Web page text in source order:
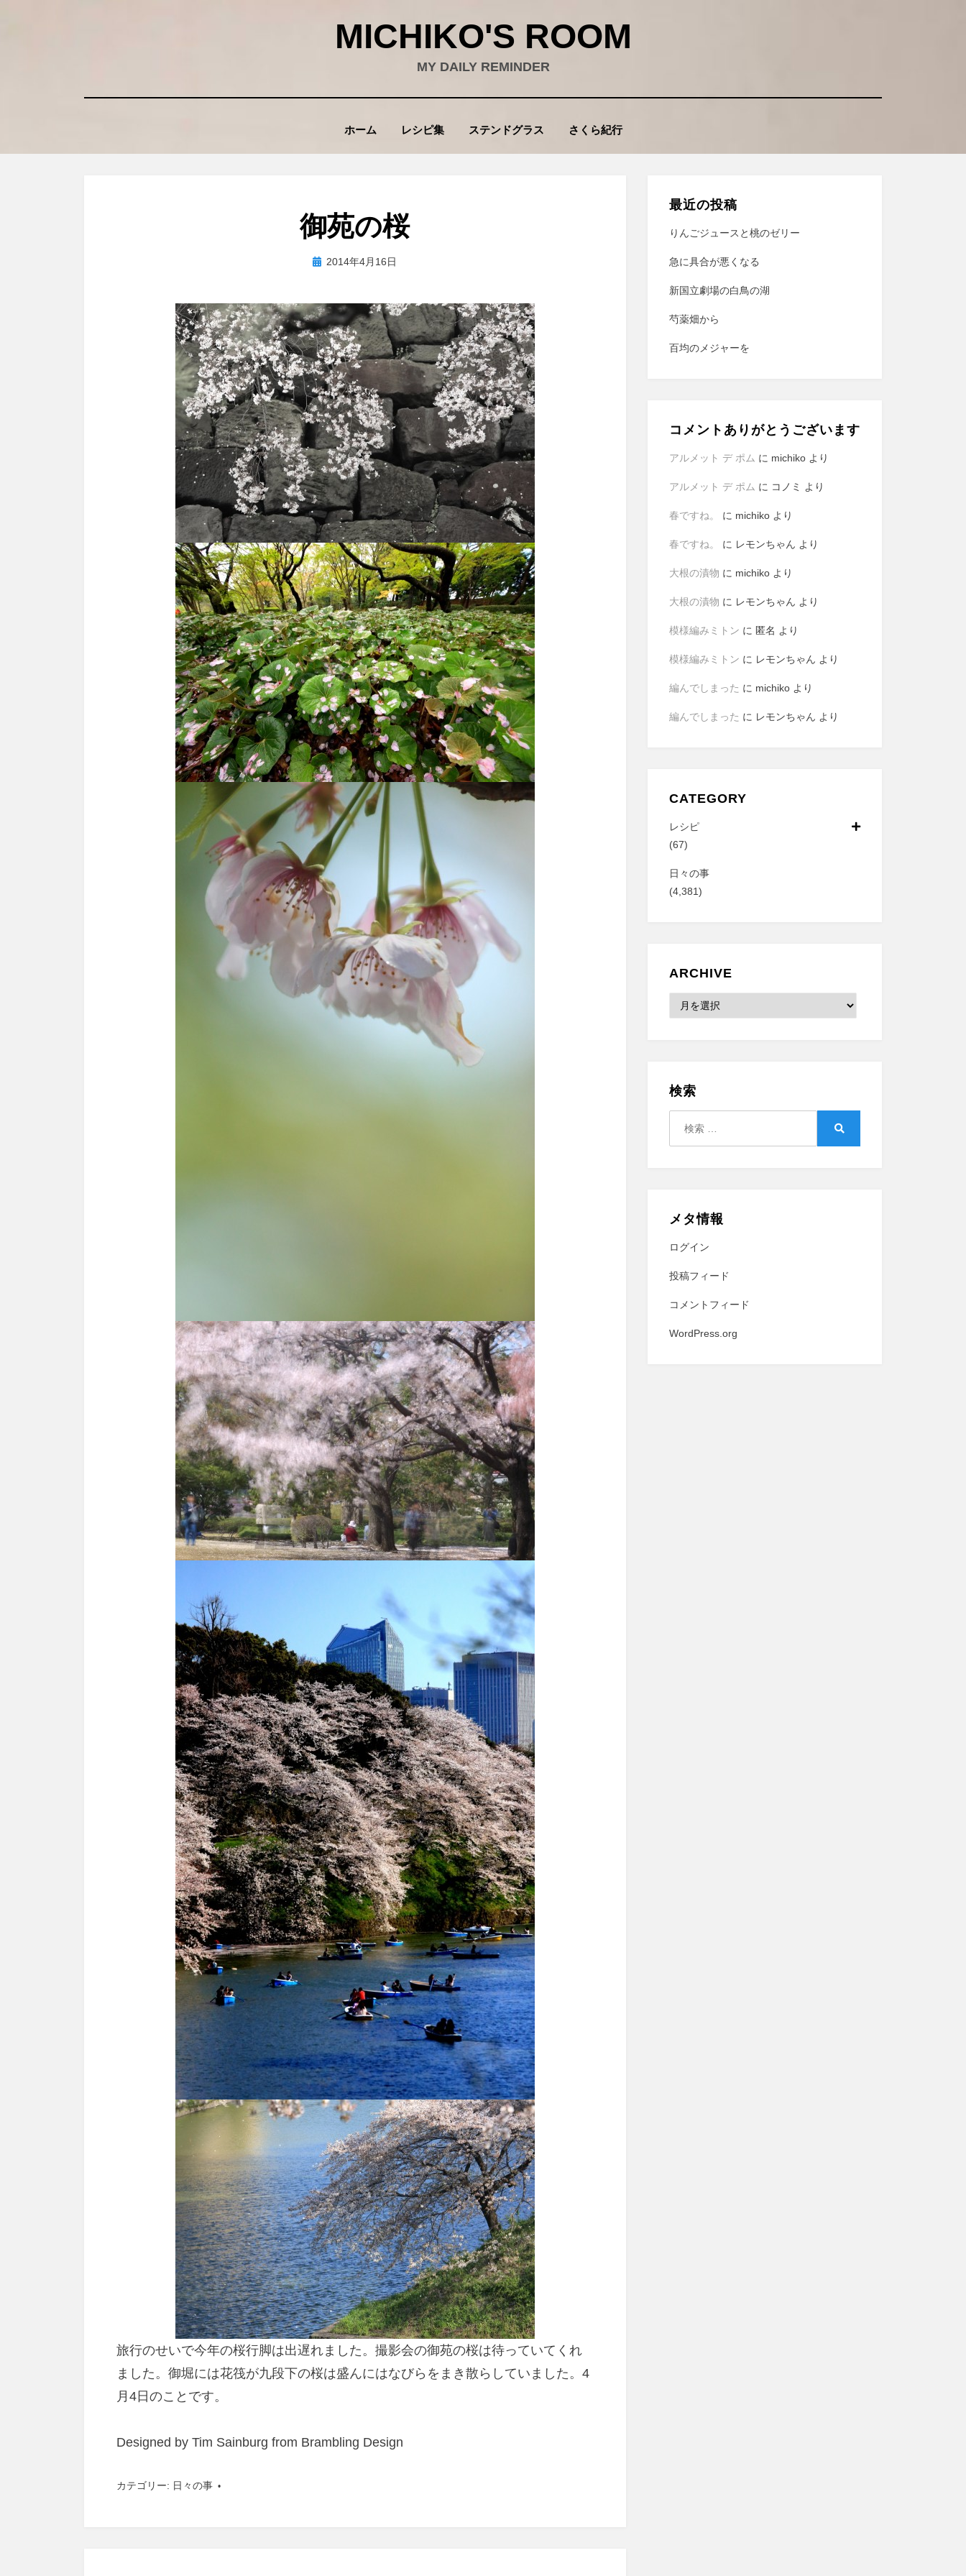
MICHIKO'S ROOM
MY DAILY REMINDER
ホーム レシピ集 ステンドグラス さくら紀行
御苑の桜
投稿者wad
投 2014年4月16日
旅行のせいで今年の桜行脚は出遅れました。撮影会の御苑の桜は待っていてくれ
ました。御堀には花筏が九段下の桜は盛んにはなびらをまき散らしていました。4
月4日のことです。
Designed by Tim Sainburg from Brambling Design
カテゴリー: 日々の事
最近の投稿
りんごジュースと桃のゼリー
急に具合が悪くなる
新国立劇場の白鳥の湖
芍薬畑から
百均のメジャーを
コメントありがとうございます
アルメット デ ポム に michikoより
アルメット デ ポム に コノミ より
春ですね。 に michikoより
春ですね。 に レモンちゃん より
大根の漬物 に michikoより
大根の漬物 に レモンちゃん より
模様編みミトン に 匿名 より
模様編みミトン に レモンちゃん より
編んでしまった に michikoより
編んでしまった に レモンちゃん より
CATEGORY
レシピ
(67)
日々の事
(4,381)
ARCHIVE
Archive
検索
メタ情報
ログイン
投稿フィード
コメントフィード
WordPress.org